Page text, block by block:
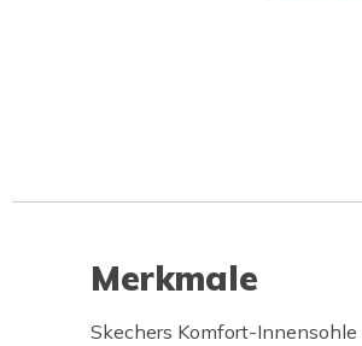
Merkmale
Skechers Komfort-Innensohle